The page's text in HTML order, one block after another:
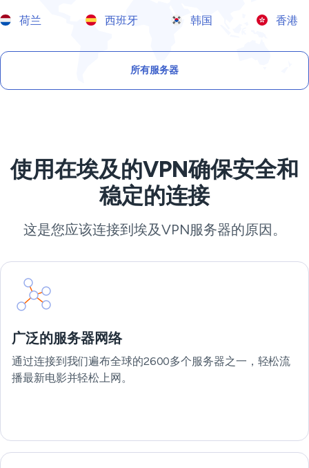
荷兰 西班牙 韩国 香港
所有服务器
使用在埃及的VPN确保安全和
稳定的连接
这是您应该连接到埃及VPN服务器的原因。
广泛的服务器网络
通过连接到我们遍布全球的2600多个服务器之一，轻松流
播最新电影并轻松上网。